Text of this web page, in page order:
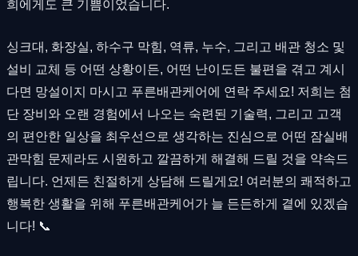
희에게도 큰 기쁨이었습니다.
싱크대, 화장실, 하수구 막힘, 역류, 누수, 그리고 배관 청소 및
설비 교체 등 어떤 상황이든, 어떤 난이도든 불편을 겪고 계시
다면 망설이지 마시고 푸른배관케어에 연락 주세요! 저희는 첨
단 장비와 오랜 경험에서 나오는 숙련된 기술력, 그리고 고객
의 편안한 일상을 최우선으로 생각하는 진심으로 어떤 잠실배
관막힘 문제라도 시원하고 깔끔하게 해결해 드릴 것을 약속드
립니다. 언제든 친절하게 상담해 드릴게요! 여러분의 쾌적하고
행복한 생활을 위해 푸른배관케어가 늘 든든하게 곁에 있겠습
니다! 📞